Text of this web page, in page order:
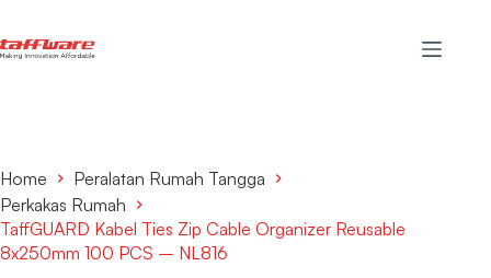
Home
Peralatan Rumah Tangga
Perkakas Rumah
TaffGUARD Kabel Ties Zip Cable Organizer Reusable
8x250mm 100 PCS – NL816